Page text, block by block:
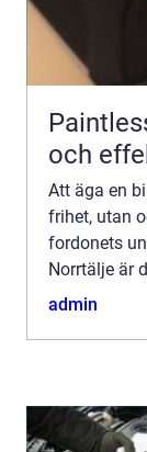
och
Att äga en
frihet, utan
fordonets
Norrtälje är
admin